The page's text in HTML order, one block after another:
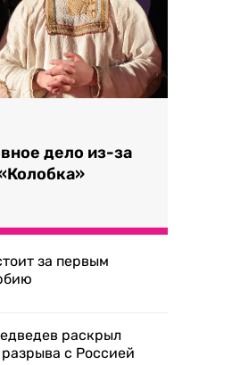
дело из-за
за первым
раскрыл
с Россией